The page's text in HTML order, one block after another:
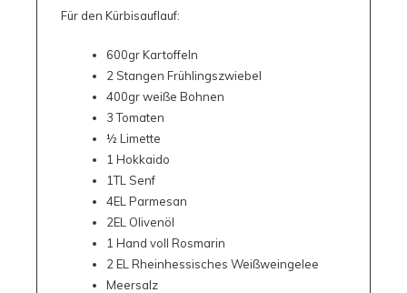
Für den Kürbisauflauf:
600gr Kartoffeln
2 Stangen Frühlingszwiebel
400gr weiße Bohnen
3 Tomaten
½ Limette
1 Hokkaido
1TL Senf
4EL Parmesan
2EL Olivenöl
1 Hand voll Rosmarin
2 EL Rheinhessisches Weißweingelee
Meersalz